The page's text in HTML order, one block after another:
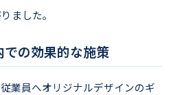
ました。
の効果的な施策
業員へオリジナルデザインのギ